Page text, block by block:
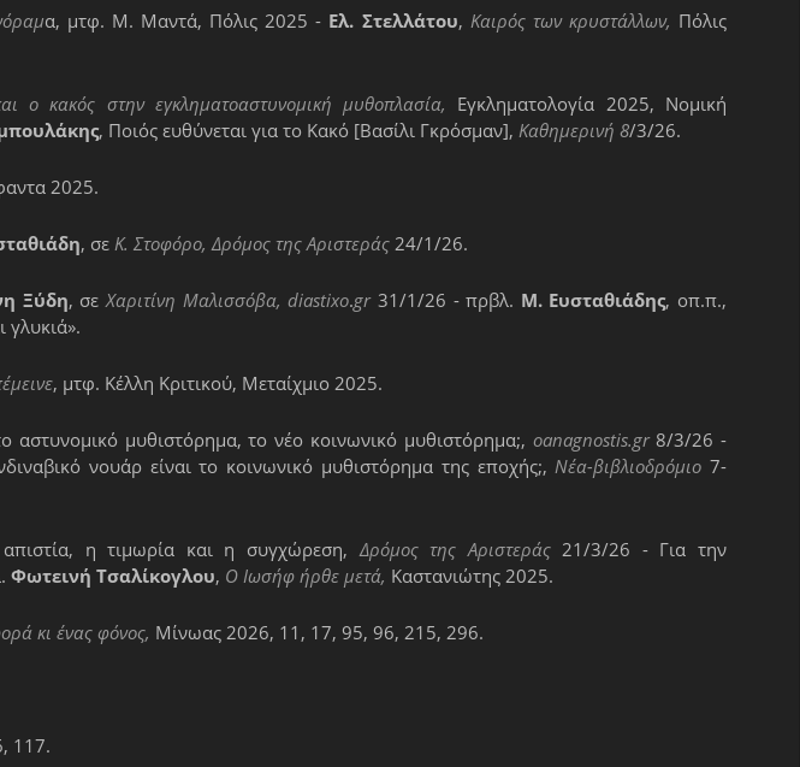
α, μτφ. Μ. Μαντά, Πόλις 2025 - Ελ. Στελλάτου, Καιρός των κρυστάλλων, Πόλις
ο κακός στην εγκληματοαστυνομική μυθοπλασία, Εγκληματολογία 2025, Νομική
, Ποιός ευθύνεται για το Κακό [Βασίλι Γκρόσμαν], Καθημερινή 8/3/26.
2025.
, σε Κ. Στοφόρο, Δρόμος της Αριστεράς 24/1/26.
Ξύδη, σε Χαριτίνη Μαλισσόβα,diastixo.gr31/1/26 - πρβλ. Μ. Ευσταθιάδης, οπ.π.,
γλυκιά».
, μτφ. Κέλλη Κριτικού, Μεταίχμιο 2025.
αστυνομικό μυθιστόρημα, το νέο κοινωνικό μυθιστόρημα;, oanagnostis.gr8/3/26 -
νουάρ είναι το κοινωνικό μυθιστόρημα της εποχής;, Νέα-βιβλιοδρόμιο 7-
η τιμωρία και η συγχώρεση, Δρόμος της Αριστεράς21/3/26 - Για την
Φωτεινή Τσαλίκογλου, Ο Ιωσήφ ήρθε μετά, Καστανιώτης 2025.
κι ένας φόνος, Μίνωας 2026, 11, 17, 95, 96, 215, 296.
117.